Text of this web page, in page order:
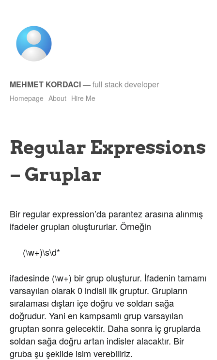
MEHMET KORDACI—full stack developer
Homepage About Hire Me
Regular Expressions
– Gruplar
Bir regular expression’da parantez arasına alınmış
ifadeler grupları oluştururlar. Örneğin
(\w+)\s\d*
ifadesinde (\w+) bir grup oluşturur. İfadenin tamamı
varsayılan olarak 0 indisli ilk gruptur. Grupların
sıralaması dıştan içe doğru ve soldan sağa
doğrudur. Yani en kampsamlı grup varsayılan
gruptan sonra gelecektir. Daha sonra iç gruplarda
soldan sağa doğru artan indisler alacaktır. Bir
gruba şu şekilde isim verebiliriz.